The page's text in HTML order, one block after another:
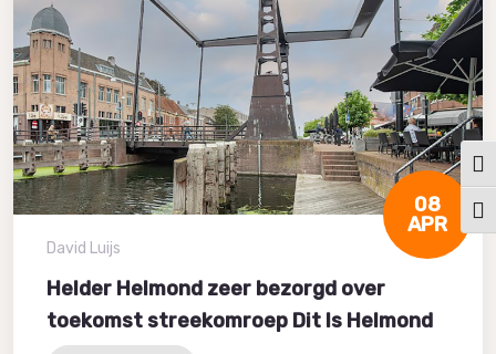
08
APR
David Luijs
Helder Helmond zeer bezorgd over
toekomst streekomroep Dit Is Helmond